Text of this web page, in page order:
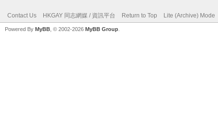
Contact Us HKGAY 同志網媒 / 資訊平台 Return to Top Lite (Archive) Mode
Powered By MyBB , © 2002-2026 MyBB Group